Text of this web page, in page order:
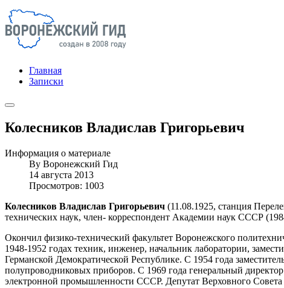
Главная
Записки
Колесников Владислав Григорьевич
Информация о материале
By Воронежский Гид
14 августа 2013
Просмотров: 1003
Колесников Владислав Григорьевич (11.08.1925, станция
технических наук, член- корреспондент Академии наук СССР
Окончил физико-технический факультет Воронежского
1948-1952 годах техник, инженер, начальник лаборатории,
Германской Демократической Республике. С 1954 года
полупроводниковых приборов. С 1969 года генеральный
электронной промышленности СССР. Депутат Верховного